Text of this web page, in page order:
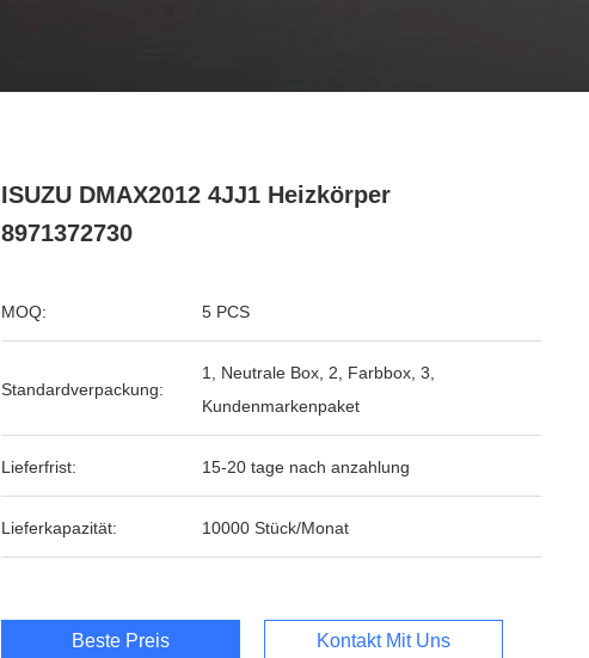
ISUZU DMAX2012 4JJ1 Heizkörper
8971372730
MOQ: 5 PCS
Standardverpackung:
1, Neutrale Box, 2, Farbbox, 3,
Kundenmarkenpaket
Lieferfrist: 15-20 tage nach anzahlung
Lieferkapazität: 10000 Stück/Monat
Beste Preis Kontakt Mit Uns